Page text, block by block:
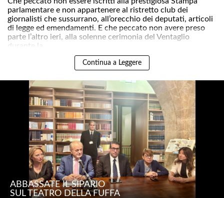
parlamentare e non appartenere al ristretto club dei
giornalisti che sussurrano, all’orecchio dei deputati, articoli
di legge ed emendamenti. E che peccato non avere preso
parte l’altro ieri, alla solenne cerimonia del Ventaglio
durante la ..
Continua a Leggere
ABBASSATE IL SIPARIO
SUL TEATRO DELLA FUFFA